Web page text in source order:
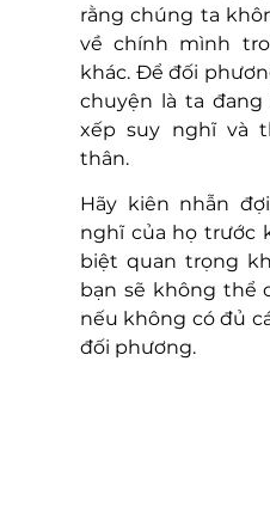
rằng chúng ta
về chính mình
khác. Để đối
chuyện là ta
xếp suy nghĩ và
thân.
Hãy kiên nhẫn
nghĩ của họ trước
biệt quan trọng
bạn sẽ không thể
nếu không có đủ
đối phương.